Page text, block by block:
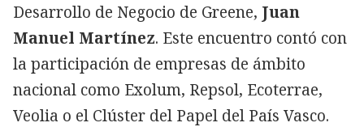
Desarrollo de Negocio de Greene, Juan
Manuel Martínez. Este encuentro contó con
la participación de empresas de ámbito
nacional como Exolum, Repsol, Ecoterrae,
Veolia o el Clúster del Papel del País Vasco.